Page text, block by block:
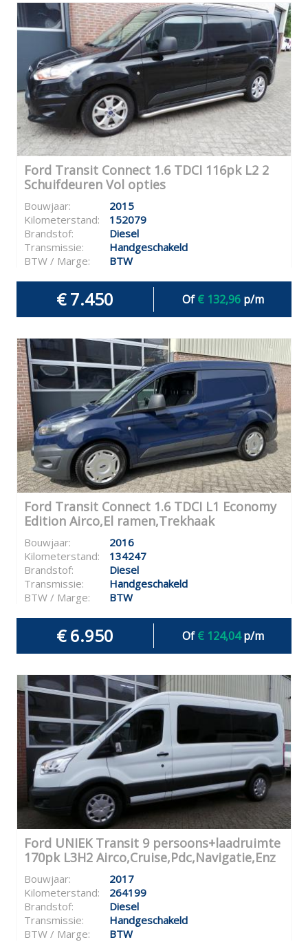
Ford Transit Connect 1.6 TDCI 116pk L2 2
Schuifdeuren Vol opties
Bouwjaar:
2015
Kilometerstand:
152079
Brandstof:
Diesel
Transmissie:
Handgeschakeld
BTW / Marge:
BTW
€ 7.450 Of€ 132,96p/m
Ford Transit Connect 1.6 TDCI L1 Economy
Edition Airco,El ramen,Trekhaak
Bouwjaar:
2016
Kilometerstand:
134247
Brandstof:
Diesel
Transmissie:
Handgeschakeld
BTW / Marge:
BTW
€ 6.950 Of€ 124,04p/m
Ford UNIEK Transit 9 persoons+laadruimte
170pk L3H2 Airco,Cruise,Pdc,Navigatie,Enz
Bouwjaar:
2017
Kilometerstand:
264199
Brandstof:
Diesel
Transmissie:
Handgeschakeld
BTW / Marge:
BTW